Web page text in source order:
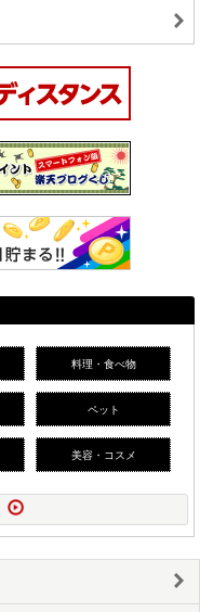
料理・食べ物
ペット
美容・コスメ